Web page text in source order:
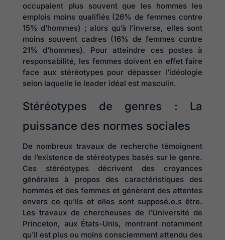
occupaient plus souvent que les hommes les
emplois moins qualifiés (26% de femmes contre
15% d’hommes) ; alors qu’à l’inverse, elles sont
moins souvent cadres (16% de femmes contre
21% d’hommes). Pour atteindre ces postes à
responsabilité, les femmes doivent en effet faire
face aux stéréotypes pour dépasser l’idéologie
selon laquelle le leader idéal est masculin.
Stéréotypes de genres : La
puissance des normes sociales
De nombreux travaux de recherche témoignent
de l’existence de stéréotypes basés sur le genre.
Ces stéréotypes décrivent des croyances
générales à propos des caractéristiques des
hommes et des femmes et génèrent des attentes
envers ce qu’ils et elles sont supposé.e.s être.
Les travaux de chercheuses de l’Université de
Princeton, aux États-Unis, montrent notamment
qu’il est plus ou moins consciemment attendu des